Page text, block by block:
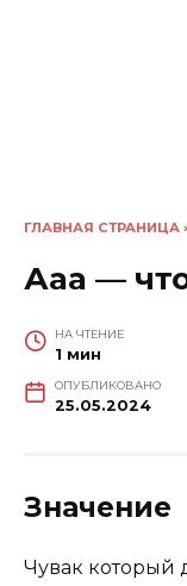
ГЛАВНАЯ СТРАНИЦА
Ааа —
НА ЧТЕНИЕ
1 мин
ОПУБЛИКОВАНО
25.05.2024
Значение
Чувак который